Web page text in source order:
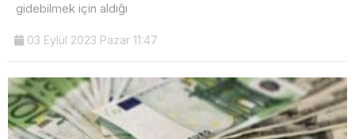
gidebilmek için aldığı
03 Eylül 2023 Pazar 11:47